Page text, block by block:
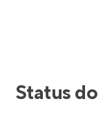
Status do